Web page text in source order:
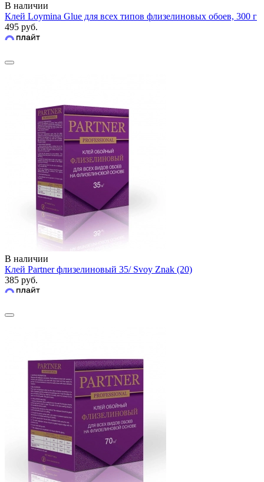
В наличии
Клей Loymina Glue для всех типов флизелиновых обоев, 300 г
495 руб.
В наличии
Клей Partner флизелиновый 35/ Svoy Znak (20)
385 руб.